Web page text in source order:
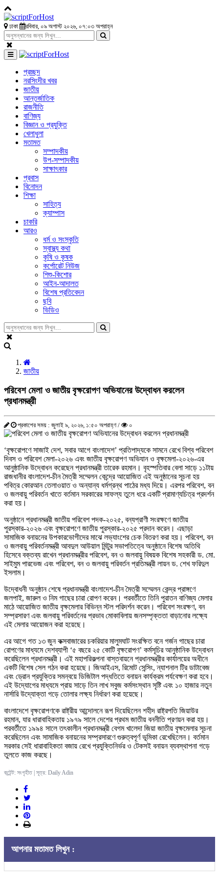
ঢাকা রবিবার, ০৯ অগাস্ট ২০২৬, ০৭:০৩ অপরাহ্ন
প্রচ্ছদ
নরসিংদীর খবর
জাতীয়
আন্তর্জাতিক
রাজনীতি
বাণিজ্য
বিজ্ঞান ও প্রযুক্তি
খেলাধুলা
মতামত
সম্পাদকীয়
উপ-সম্পাদকীয়
সাক্ষাৎকার
প্রবাস
বিনোদন
শিক্ষা
সাহিত্য
ক্যাম্পাস
চাকরি
আরও
ধর্ম ও সংস্কৃতি
স্বাস্থ্য কথা
কৃষি ও কৃষক
কর্পোরেট নিউজ
শিশু-কিশোর
আইন-আদালত
বিশেষ প্রতিবেদন
ছবি
ভিডিও
জাতীয়
পরিবেশ মেলা ও জাতীয় বৃক্ষরোপণ অভিযানের উদ্বোধন করলেন
প্রধানমন্ত্রী
প্রকাশের সময় : জুলাই ৯, ২০২৬, ১:৫০ অপরাহ্ণ / ০
‘বৃক্ষরোপণে সাজাই দেশ, সবার আগে বাংলাদেশ’ প্রতিপাদ্যকে সামনে রেখে বিশ্ব পরিবেশ
দিবস ও পরিবেশ মেলা-২০২৬ এবং জাতীয় বৃক্ষরোপণ অভিযান ও বৃক্ষমেলা-২০২৬-এর
আনুষ্ঠানিক উদ্বোধন করেছেন প্রধানমন্ত্রী তারেক রহমান। বৃহস্পতিবার বেলা সাড়ে ১১টায়
রাজধানীর বাংলাদেশ-চীন মৈত্রী সম্মেলন কেন্দ্রে আয়োজিত এই অনুষ্ঠানের সূচনা হয়
পবিত্র কোরআন তেলাওয়াত ও অন্যান্য ধর্মগ্রন্থ পাঠের মধ্য দিয়ে। এরপর পরিবেশ, বন
ও জলবায়ু পরিবর্তন খাতে বর্তমান সরকারের সাফল্য তুলে ধরে একটি প্রামাণ্যচিত্র প্রদর্শন
করা হয়।
অনুষ্ঠানে প্রধানমন্ত্রী জাতীয় পরিবেশ পদক-২০২৫, বন্যপ্রাণী সংরক্ষণে জাতীয়
পুরস্কার-২০২৬ এবং বৃক্ষরোপণে জাতীয় পুরস্কার-২০২৫ প্রদান করেন। এছাড়া
সামাজিক বনায়নের উপকারভোগীদের মাঝে লভ্যাংশের চেক বিতরণ করা হয়। পরিবেশ, বন
ও জলবায়ু পরিবর্তনমন্ত্রী আবদুল আউয়াল মিন্টুর সভাপতিত্বে অনুষ্ঠানে বিশেষ অতিথি
হিসেবে বক্তব্য রাখেন প্রধানমন্ত্রীর পরিবেশ, বন ও জলবায়ু বিষয়ক বিশেষ সহকারী ড. মো.
সাইমুম পারভেজ এবং পরিবেশ, বন ও জলবায়ু পরিবর্তন প্রতিমন্ত্রী লায়ন ড. শেখ ফরিদুল
ইসলাম।
উদ্বোধনী অনুষ্ঠান শেষে প্রধানমন্ত্রী বাংলাদেশ-চীন মৈত্রী সম্মেলন কেন্দ্র প্রাঙ্গণে
জলপাই, জারুল ও নিম গাছের চারা রোপণ করেন। পরবর্তীতে তিনি পুরাতন বাণিজ্য মেলার
মাঠে আয়োজিত জাতীয় বৃক্ষমেলার বিভিন্ন স্টল পরিদর্শন করেন। পরিবেশ সংরক্ষণ, বন
সম্প্রসারণ এবং জলবায়ু পরিবর্তনের প্রভাব মোকাবিলায় জনসম্পৃক্ততা বাড়ানোর লক্ষ্যে
এই মেলার আয়োজন করা হয়েছে।
এর আগে গত ১৩ জুন কক্সবাজারের চকরিয়ার মালুমঘাট সংরক্ষিত বনে গর্জন গাছের চারা
রোপণের মাধ্যমে দেশব্যাপী ‘৫ বছরে ২৫ কোটি বৃক্ষরোপণ’ কর্মসূচির আনুষ্ঠানিক উদ্বোধন
করেছিলেন প্রধানমন্ত্রী। এই মহাপরিকল্পনা বাস্তবায়নে প্রধানমন্ত্রীর কার্যালয়ের অধীনে
একটি বিশেষ সেল গঠন করা হয়েছে। জিআইএস, রিমোট সেন্সিং, ন্যাশনাল ট্রি ডাটাবেজ
এবং ড্রোন প্রযুক্তির সমন্বয়ে ডিজিটাল পদ্ধতিতে বনায়ন কার্যক্রম পর্যবেক্ষণ করা হবে।
এই উদ্যোগের মাধ্যমে প্রায় সাড়ে তিন লাখ সবুজ কর্মসংস্থান সৃষ্টি এবং ১০ হাজার নতুন
নার্সারি উদ্যোক্তা গড়ে তোলার লক্ষ্য নির্ধারণ করা হয়েছে।
বাংলাদেশে বৃক্ষরোপণকে রাষ্ট্রীয় আন্দোলনে রূপ দিয়েছিলেন শহীদ রাষ্ট্রপতি জিয়াউর
রহমান, যার ধারাবাহিকতায় ১৯৭৯ সালে দেশের প্রথম জাতীয় বননীতি প্রণয়ন করা হয়।
পরবর্তীতে ১৯৯৪ সালে তৎকালীন প্রধানমন্ত্রী বেগম খালেদা জিয়া জাতীয় বৃক্ষমেলার সূচনা
করেছিলেন এবং সামাজিক বনায়নের সম্প্রসারণে গুরুত্বপূর্ণ ভূমিকা রেখেছিলেন। বর্তমান
সরকার সেই ধারাবাহিকতা বজায় রেখে প্রযুক্তিনির্ভর ও টেকসই বনায়ন ব্যবস্থাপনা গড়ে
তুলতে কাজ করছে।
কন্টেন্ট: সংগৃহীত | সূত্র: Daily Adin
আপনার মতামত লিখুন :